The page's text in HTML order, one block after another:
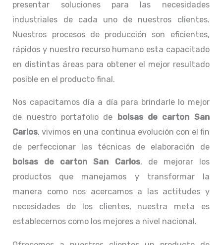
presentar soluciones para las necesidades
industriales de cada uno de nuestros clientes.
Nuestros procesos de producción son eficientes,
rápidos y nuestro recurso humano esta capacitado
en distintas áreas para obtener el mejor resultado
posible en el producto final.
Nos capacitamos día a día para brindarle lo mejor
de nuestro portafolio de
bolsas de carton San
Carlos, vivimos en una continua evolución con el fin
de perfeccionar las técnicas de elaboración de
bolsas de carton San Carlos, de mejorar los
productos que manejamos y transformar la
manera como nos acercamos a las actitudes y
necesidades de los clientes, nuestra meta es
establecernos como los mejores a nivel nacional.